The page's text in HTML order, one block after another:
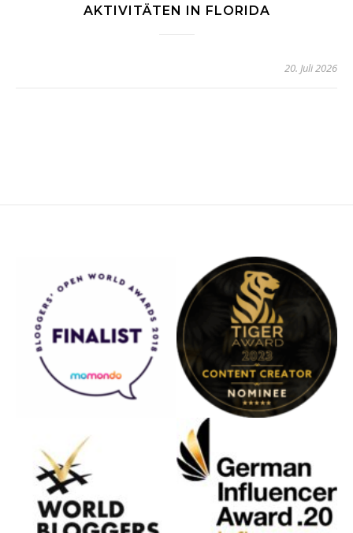
AKTIVITÄTEN IN FLORIDA
20. Juli 2026